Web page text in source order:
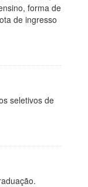
forma de
de ingresso
seletivos de